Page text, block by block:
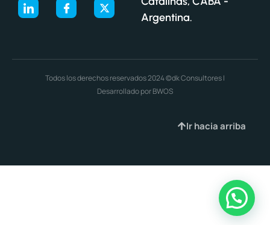
Argentina.
Todos los derechos reservados 2024 ©dk Consultores |
Desarrollado por BWOS
Ir hacia arriba